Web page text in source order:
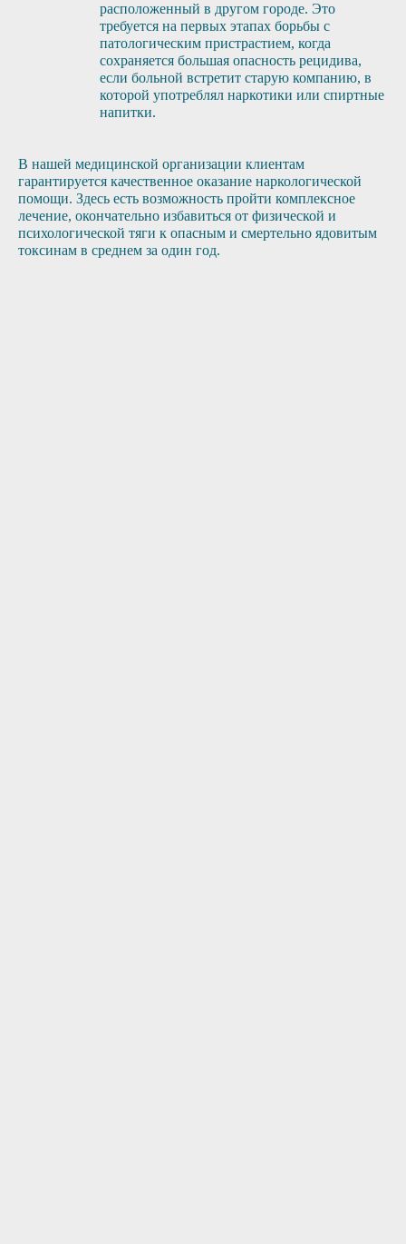
расположенный в другом городе. Это
требуется на первых этапах борьбы с
патологическим пристрастием, когда
сохраняется большая опасность рецидива,
если больной встретит старую компанию, в
которой употреблял наркотики или спиртные
напитки.
В нашей медицинской организации клиентам
гарантируется качественное оказание наркологической
помощи. Здесь есть возможность пройти комплексное
лечение, окончательно избавиться от физической и
психологической тяги к опасным и смертельно ядовитым
токсинам в среднем за один год.